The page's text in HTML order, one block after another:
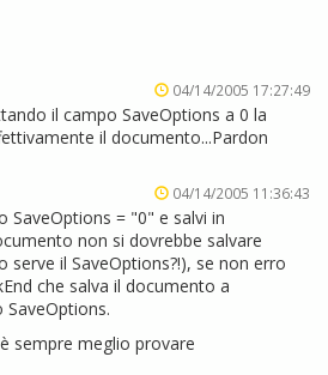
04/14/2005 17:27:49
il campo SaveOptions a 0 la
il documento...Pardon
04/14/2005 11:36:43
SaveOptions = "0" e salvi in
non si dovrebbe salvare
serve il SaveOptions?!), se non erro
che salva il documento a
SaveOptions.
sempre meglio provare